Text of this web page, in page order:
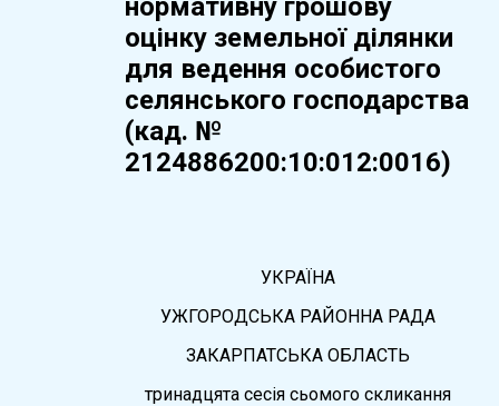
нормативну грошову
оцінку земельної ділянки
для ведення особистого
селянського господарства
(кад. №
2124886200:10:012:0016)
УКРАЇНА
УЖГОРОДСЬКА РАЙОННА РАДА
ЗАКАРПАТСЬКА ОБЛАСТЬ
тринадцята сесія сьомого скликання